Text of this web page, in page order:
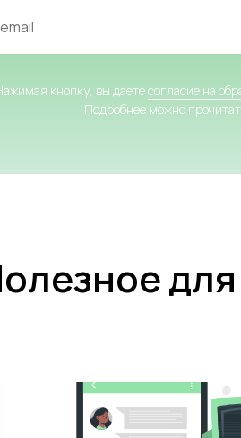
кнопку, вы даетесогласие на
Подробнее можно